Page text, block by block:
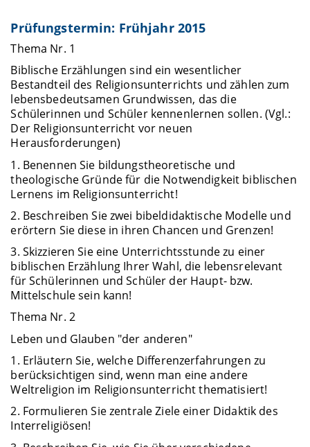
Prüfungstermin: Frühjahr 2015
Thema Nr. 1
Biblische Erzählungen sind ein wesentlicher
Bestandteil des Religionsunterrichts und zählen zum
lebensbedeutsamen Grundwissen, das die
Schülerinnen und Schüler kennenlernen sollen. (Vgl.:
Der Religionsunterricht vor neuen
Herausforderungen)
1. Benennen Sie bildungstheoretische und
theologische Gründe für die Notwendigkeit biblischen
Lernens im Religionsunterricht!
2. Beschreiben Sie zwei bibeldidaktische Modelle und
erörtern Sie diese in ihren Chancen und Grenzen!
3. Skizzieren Sie eine Unterrichtsstunde zu einer
biblischen Erzählung Ihrer Wahl, die lebensrelevant
für Schülerinnen und Schüler der Haupt- bzw.
Mittelschule sein kann!
Thema Nr. 2
Leben und Glauben "der anderen"
1. Erläutern Sie, welche Differenzerfahrungen zu
berücksichtigen sind, wenn man eine andere
Weltreligion im Religionsunterricht thematisiert!
2. Formulieren Sie zentrale Ziele einer Didaktik des
Interreligiösen!